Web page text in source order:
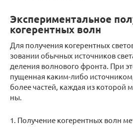
Экспериментальное
когерентных волн
Для по­лу­че­ния ко­ге­рент­ных
зо­ва­нии обыч­ных ис­точ­ни­ков
де­ле­ния вол­но­во­го фрон­та. При
пу­щен­ная ка­ким-ли­бо
более ча­стей, каж­дая из ко­то­рой
ны.
1. По­лу­че­ние ко­ге­рент­ных волн